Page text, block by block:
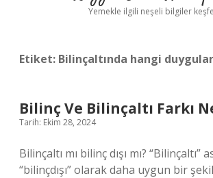
Yasal Uyarı
Yemekle ilgili neşeli bilgiler
Etiket: Bilinçaltında hangi
Bilinç Ve Bilinçaltı Farkı
Tarih: Ekim 28, 2024
Bilinçaltı mı bilinç dışı mı? “Bilinçaltı”
“bilinçdışı” olarak daha uygun bir